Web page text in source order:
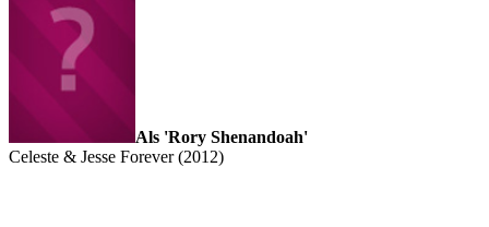
Als 'Rory Shenandoah'
Celeste & Jesse Forever (2012)